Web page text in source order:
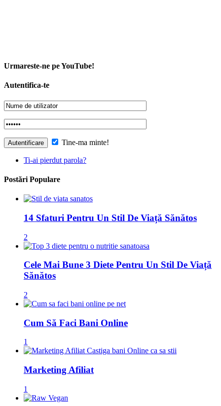
Urmareste-ne pe YouTube!
Autentifica-te
Tine-ma minte!
Ti-ai pierdut parola?
Postări Populare
14 Sfaturi Pentru Un Stil De Viață Sănătos
2
Cele Mai Bune 3 Diete Pentru Un Stil De Viață
Sănătos
2
Cum Să Faci Bani Online
1
Marketing Afiliat
1